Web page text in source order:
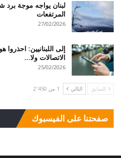
لبنان يواجه موجة برد
المرتفعات
27/02/2026
إلى اللبنانيين:
الاتصالات ولا…
25/02/2026
السابق التالي 1 من 2٬450
صفحتنا على الفيسبوك